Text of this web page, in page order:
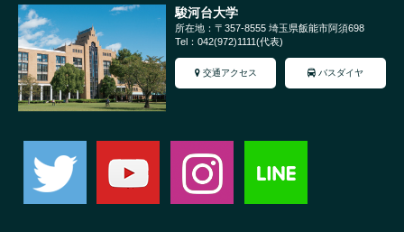
駿河台大学
所在地：〒357-8555 埼玉県飯能市阿須698
Tel：042(972)1111(代表)
交通アクセス バスダイヤ